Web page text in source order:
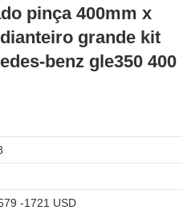
pinça 400mm x
grande kit
benz gle350 400
-1721 USD